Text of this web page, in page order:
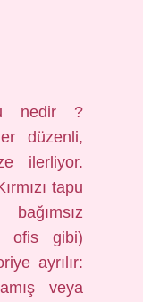
nedir ?
düzenli,
ilerliyor.
tapu
ofis gibi)
ayrılır:
veya